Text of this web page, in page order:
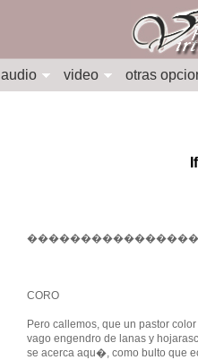
audio video otras
CORO
Pero callemos, que un pastor
vago engendro de lanas y
se acerca aqu�, como bulto que